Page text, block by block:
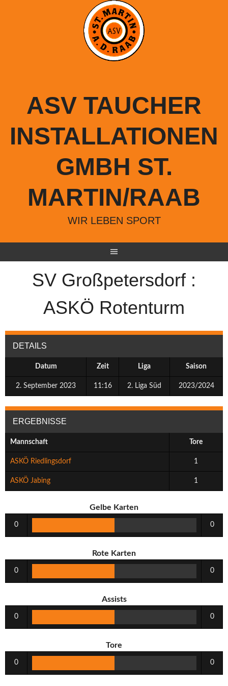
ASV TAUCHER
INSTALLATIONEN
GMBH ST.
MARTIN/RAAB
WIR LEBEN SPORT
SV Großpetersdorf :
ASKÖ Rotenturm
DETAILS
Datum Zeit Liga Saison
2. September 2023 11:16 2. Liga Süd 2023/2024
ERGEBNISSE
Mannschaft Tore
ASKÖ Riedlingsdorf 1
ASKÖ Jabing 1
Gelbe Karten
0 0
Rote Karten
0 0
Assists
0 0
Tore
0 0